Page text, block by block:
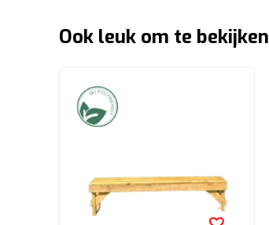
Ook leuk om te bekijken